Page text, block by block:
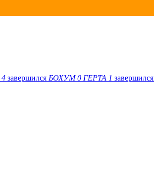
4 завершился БОХУМ 0 ГЕРТА 1 завершился